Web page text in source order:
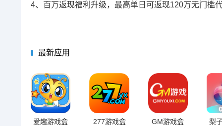
4、百万返现福利升级，最高单日可返现120万无门槛
最新应用
爱趣游戏盒 277游戏盒 GM游戏盒 梨